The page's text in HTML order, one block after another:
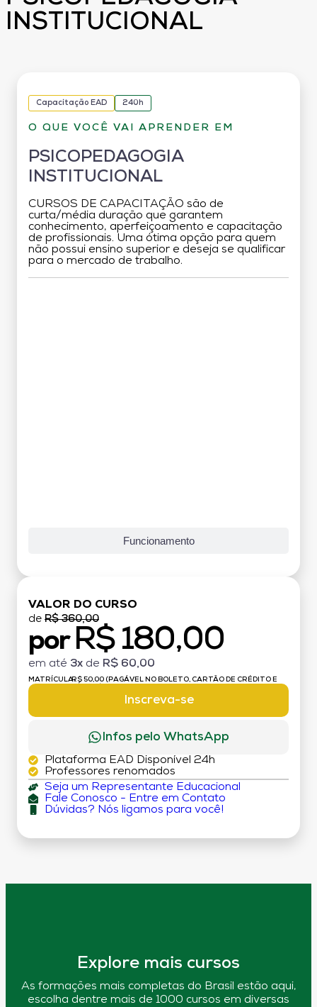
INSTITUCIONAL
Capacitação EAD 240h
O QUE VOCÊ VAI APRENDER EM
PSICOPEDAGOGIA
INSTITUCIONAL
CURSOS DE CAPACITAÇÃO são de
curta/média duração que garantem
conhecimento, aperfeiçoamento e capacitação
de profissionais. Uma ótima opção para quem
não possui ensino superior e deseja se qualificar
para o mercado de trabalho.
Funcionamento
VALOR DO CURSO
de R$ 360,00
por R$ 180,00
em até 3x de R$ 60,00
MATRÍCULA:R$ 50,00 (PAGÁVEL NO BOLETO, CARTÃO DE CRÉDITO E
Inscreva-se
Infos pelo WhatsApp
Plataforma EAD Disponível 24h
Professores renomados
Seja um Representante Educacional
Fale Conosco - Entre em Contato
Dúvidas? Nós ligamos para você!
Explore mais cursos
As formações mais completas do Brasil estão aqui,
escolha dentre mais de 1000 cursos em diversas